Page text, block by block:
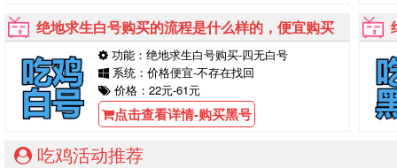
绝地求生白号购买的流程是什么样的，便宜购买
功能：绝地求生白号购买-四无白号
系统：价格便宜-不存在找回
价格：22元-61元
点击查看详情-购买黑号
吃鸡活动推荐